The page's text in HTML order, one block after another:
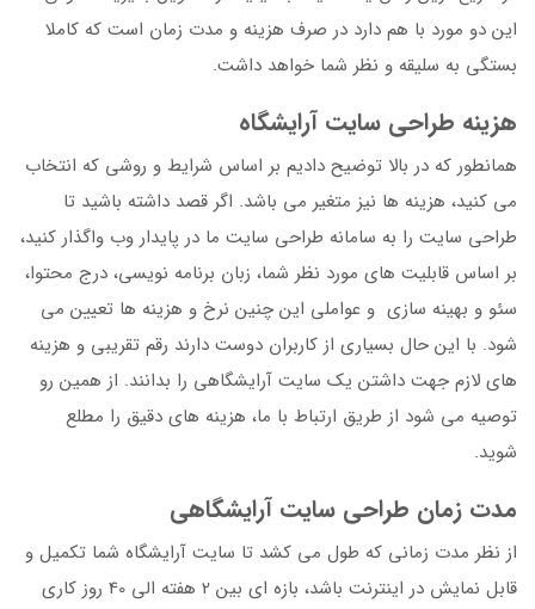
این دو مورد با هم دارد در صرف هزینه و مدت زمان است که کاملا
بستگی به سلیقه و نظر شما خواهد داشت.
هزینه طراحی سایت آرایشگاه
همانطور که در بالا توضیح دادیم بر اساس شرایط و روشی که انتخاب
می کنید، هزینه ها نیز متغیر می باشد. اگر قصد داشته باشید تا
طراحی سایت را به سامانه طراحی سایت ما در پایدار وب واگذار کنید،
بر اساس قابلیت های مورد نظر شما، زبان برنامه نویسی، درج محتوا،
سئو و بهینه سازی و عواملی این چنین نرخ و هزینه ها تعیین می
شود. با این حال بسیاری از کاربران دوست دارند رقم تقریبی و هزینه
های لازم جهت داشتن یک سایت آرایشگاهی را بدانند. از همین رو
توصیه می شود از طریق ارتباط با ما، هزینه های دقیق را مطلع
شوید.
مدت زمان طراحی سایت آرایشگاهی
از نظر مدت زمانی که طول می کشد تا سایت آرایشگاه شما تکمیل و
قابل نمایش در اینترنت باشد، بازه ای بین 2 هفته الی 40 روز کاری